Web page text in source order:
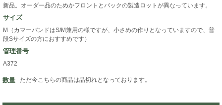
新品。オーダー品のためかフロントとバックの製造ロットが異なっています。
サイズ
M（カマーバンドはS/M兼用の様ですが、小さめの作りとなっていますので、普
段Sサイズの方におすすめです）
管理番号
A372
数量 ただ今こちらの商品は品切れとなっております。